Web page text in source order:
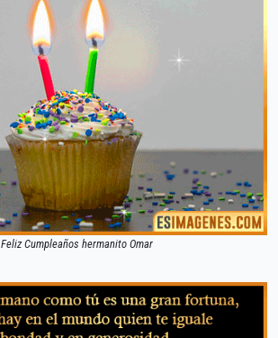
Feliz Cumpleaños hermanito Omar